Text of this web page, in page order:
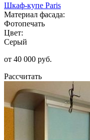
Шкаф-купе Paris
Материал фасада:
Фотопечать
Цвет:
Серый
от 40 000 руб.
Рассчитать